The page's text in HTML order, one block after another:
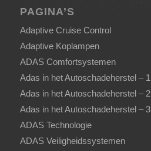
PAGINA’S
Adaptive Cruise Control
Adaptive Koplampen
ADAS Comfortsystemen
Adas in het Autoschadeherstel – 1
Adas in het Autoschadeherstel – 2
Adas in het Autoschadeherstel – 3
ADAS Technologie
ADAS Veiligheidssystemen